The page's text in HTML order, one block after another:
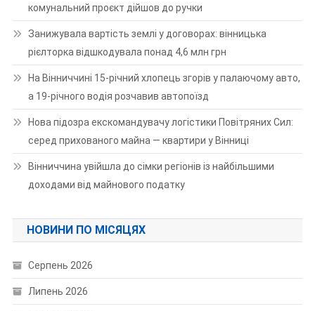
комунальний проєкт дійшов до ручки
Занижувала вартість землі у договорах: вінницька
рієлторка відшкодувала понад 4,6 млн грн
На Вінниччині 15-річний хлопець згорів у палаючому авто,
а 19-річного водія розчавив автопоїзд
Нова підозра екскомандувачу логістики Повітряних Сил:
серед прихованого майна — квартири у Вінниці
Вінниччина увійшла до сімки регіонів із найбільшими
доходами від майнового податку
НОВИНИ ПО МІСЯЦЯХ
Серпень 2026
Липень 2026